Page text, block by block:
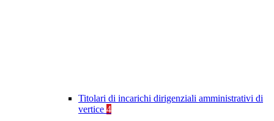
Titolari di incarichi dirigenziali amministrativi di
vertice 4